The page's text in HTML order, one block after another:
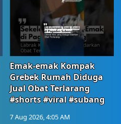
Emak-emak Kompak
Grebek Rumah Diduga
Jual Obat Terlarang
#shorts #viral #subang
7 Aug 2026, 4:05 AM